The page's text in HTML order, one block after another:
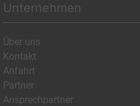
Unternehmen
Über uns
Kontakt
Anfahrt
Partner
Ansprechpartner